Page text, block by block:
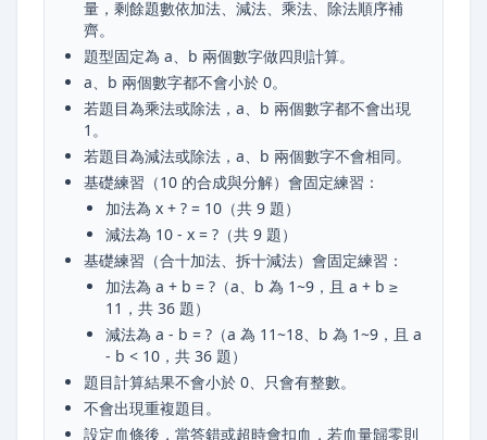
量，剩餘題數依加法、減法、乘法、除法順序補
齊。
題型固定為 a、b 兩個數字做四則計算。
a、b 兩個數字都不會小於 0。
若題目為乘法或除法，a、b 兩個數字都不會出現
1。
若題目為減法或除法，a、b 兩個數字不會相同。
基礎練習（10 的合成與分解）會固定練習：
加法為 x + ? = 10（共 9 題）
減法為 10 - x = ?（共 9 題）
基礎練習（合十加法、拆十減法）會固定練習：
加法為 a + b = ?（a、b 為 1~9，且 a + b ≥
11，共 36 題）
減法為 a - b = ?（a 為 11~18、b 為 1~9，且 a
- b < 10，共 36 題）
題目計算結果不會小於 0、只會有整數。
不會出現重複題目。
設定血條後，當答錯或超時會扣血，若血量歸零則